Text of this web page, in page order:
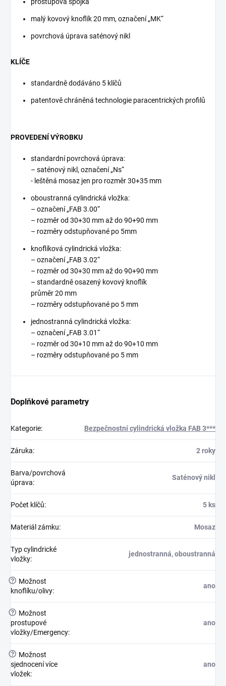
prostupová spojka
malý kovový knoflík 20 mm, označení „MK“
povrchová úprava saténový nikl
KLÍČE
standardně dodáváno 5 klíčů
patentově chráněná technologie paracentrických profilů
PROVEDENÍ VÝROBKU
standardní povrchová úprava:
– saténový nikl, označení „Ns“
- leštěná mosaz jen pro rozměr 30+35 mm
oboustranná cylindrická vložka:
– označení „FAB 3.00“
– rozměr od 30+30 mm až do 90+90 mm
– rozměry odstupňované po 5mm
knoflíková cylindrická vložka:
– označení „FAB 3.02“
– rozměr od 30+30 mm až do 90+90 mm
– standardně osazený kovový knoflík
průměr 20 mm
– rozměry odstupňované po 5 mm
jednostranná cylindrická vložka:
– označení „FAB 3.01“
– rozměr od 30+10 mm až do 90+10 mm
– rozměry odstupňované po 5 mm
Doplňkové parametry
Kategorie: Bezpečnostní cylindrická vložka FAB 3***
Záruka: 2 roky
Barva/povrchová
úprava:
Saténový nikl
Počet klíčů: 5 ks
Materiál zámku: Mosaz
Typ cylindrické
vložky:
jednostranná, oboustranná
?
Možnost
knoflíku/olivy:
ano
?
Možnost
prostupové
vložky/Emergency:
ano
?
Možnost
sjednocení více
vložek:
ano